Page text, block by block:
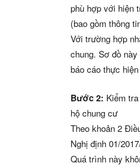
phù hợp với hiện
(bao gồm thông
Với trường hợp
chung. Sơ đồ
báo cáo thực
Bước 2: Kiểm
hộ chung cư
Theo khoản 2
Nghị định 01/
Quá trình này